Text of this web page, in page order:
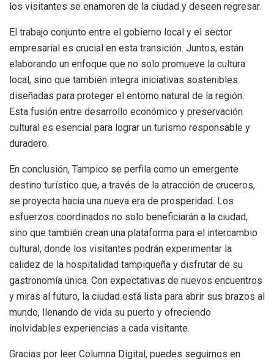
los visitantes se enamoren de la ciudad y deseen regresar.
El trabajo conjunto entre el gobierno local y el sector
empresarial es crucial en esta transición. Juntos, están
elaborando un enfoque que no solo promueve la cultura
local, sino que también integra iniciativas sostenibles
diseñadas para proteger el entorno natural de la región.
Esta fusión entre desarrollo económico y preservación
cultural es esencial para lograr un turismo responsable y
duradero.
En conclusión, Tampico se perfila como un emergente
destino turístico que, a través de la atracción de cruceros,
se proyecta hacia una nueva era de prosperidad. Los
esfuerzos coordinados no solo beneficiarán a la ciudad,
sino que también crean una plataforma para el intercambio
cultural, donde los visitantes podrán experimentar la
calidez de la hospitalidad tampiqueña y disfrutar de su
gastronomía única. Con expectativas de nuevos encuentros
y miras al futuro, la ciudad está lista para abrir sus brazos al
mundo, llenando de vida su puerto y ofreciendo
inolvidables experiencias a cada visitante.
Gracias por leer Columna Digital, puedes seguirnos en